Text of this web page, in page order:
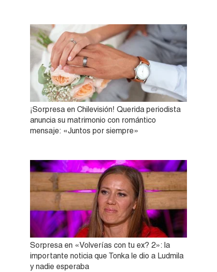
¡Sorpresa en Chilevisión! Querida periodista
anuncia su matrimonio con romántico
mensaje: «Juntos por siempre»
Sorpresa en «Volverías con tu ex? 2»: la
importante noticia que Tonka le dio a Ludmila
y nadie esperaba